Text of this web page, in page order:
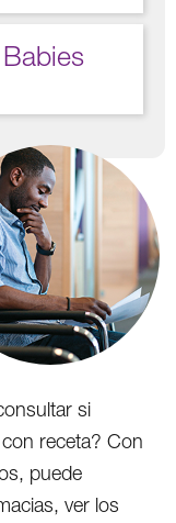
si
receta? Con
puede
ver los